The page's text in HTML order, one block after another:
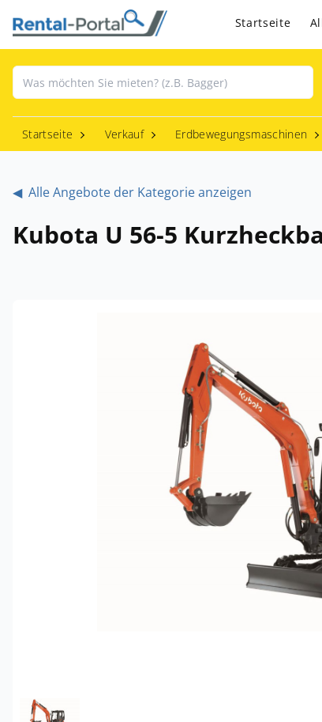
Startseite
Startseite Verkauf Erdbewegungsmaschinen
◀Alle Angebote der Kategorie anzeigen
Kubota U 56-5